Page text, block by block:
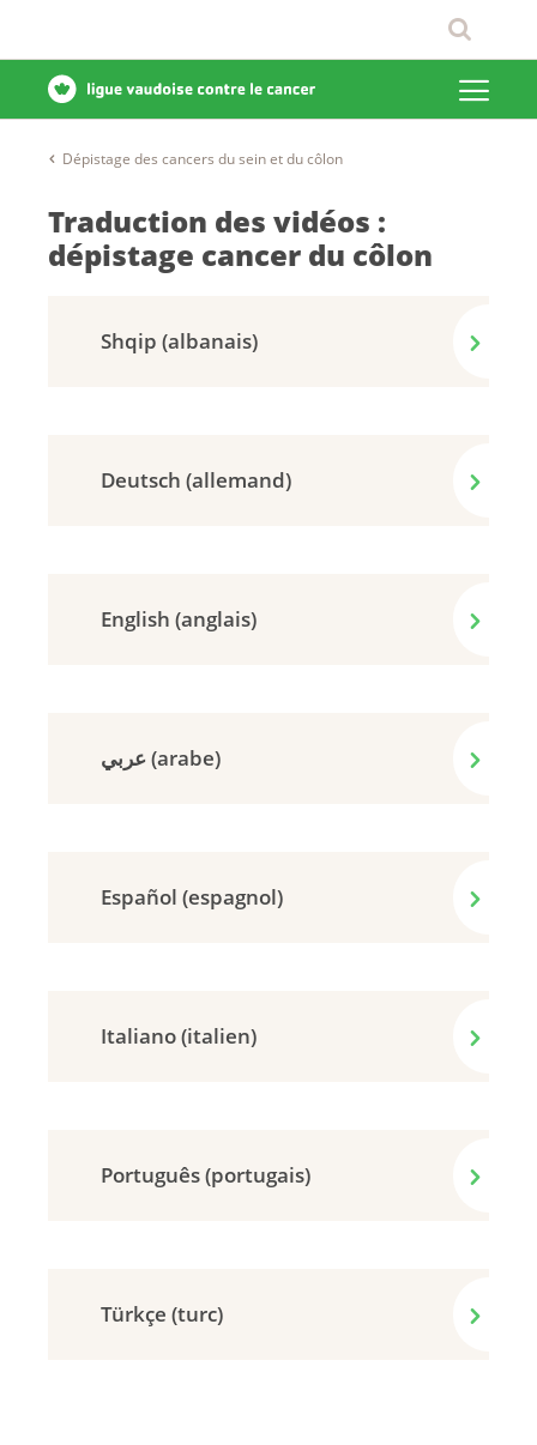
Dépistage des cancers du sein et du côlon
Traduction des vidéos :
dépistage cancer du côlon
Shqip (albanais)
Deutsch (allemand)
English (anglais)
عربي (arabe)
Español (espagnol)
Italiano (italien)
Português (portugais)
Türkçe (turc)